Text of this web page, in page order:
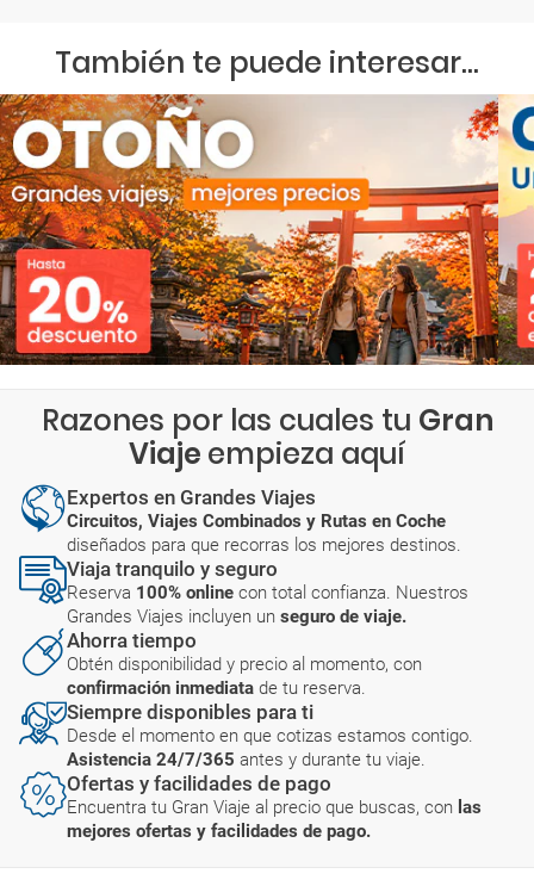
También te puede interesar...
Razones por las cuales tu Gran
Viaje empieza aquí
Expertos en Grandes Viajes
Circuitos, Viajes Combinados y Rutas en Coche
diseñados para que recorras los mejores destinos.
Viaja tranquilo y seguro
Reserva 100% online con total confianza. Nuestros
Grandes Viajes incluyen un seguro de viaje.
Ahorra tiempo
Obtén disponibilidad y precio al momento, con
confirmación inmediata de tu reserva.
Siempre disponibles para ti
Desde el momento en que cotizas estamos contigo.
Asistencia 24/7/365 antes y durante tu viaje.
Ofertas y facilidades de pago
Encuentra tu Gran Viaje al precio que buscas, con las
mejores ofertas y facilidades de pago.